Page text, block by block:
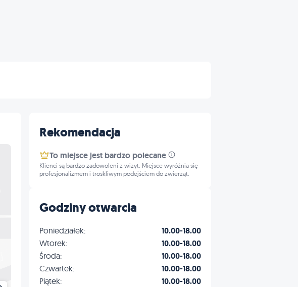
Rekomendacja
To miejsce jest bardzo polecane
Klienci są bardzo zadowoleni z wizyt. Miejsce wyróżnia się
profesjonalizmem i troskliwym podejściem do zwierząt.
Godziny otwarcia
Poniedziałek: 10.00-18.00
Wtorek: 10.00-18.00
Środa: 10.00-18.00
Czwartek: 10.00-18.00
Piątek: 10.00-18.00